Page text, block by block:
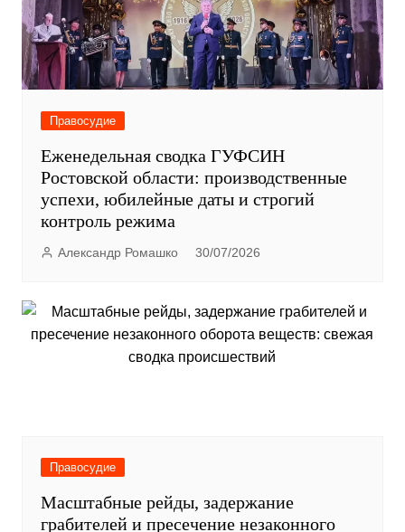
Правосудие
Еженедельная сводка ГУФСИН
Ростовской области: производственные
успехи, юбилейные даты и строгий
контроль режима
Александр Ромашко 30/07/2026
Правосудие
Масштабные рейды, задержание
грабителей и пресечение незаконного